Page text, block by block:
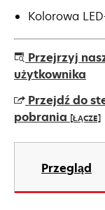
Kolorowa
Przejrzyj
użytkownika
Przejdź do
pobrania [ŁĄCZE]
opens
new
Przegląd